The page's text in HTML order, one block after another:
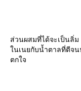
ส่วนผสมที่ได้จะเป็นลิ่ม
ในเนยกับน้ำตาลที่ตีจ
ตกใจ